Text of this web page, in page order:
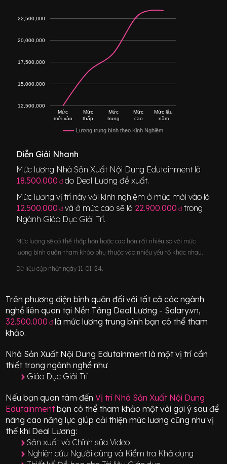
Lương trung bình theo Kinh Nghiệm
Mức
mới vào
Mức
thấp
Mức
trung
Mức
cao
Mức lâu
năm
12,500,000
15,000,000
17,500,000
20,000,000
22,500,000
Diễn Giải Nhanh
Mức lương Nhà Sản Xuất Nội Dung Edutainment là
18.500.000 đdo Deal Lương đề xuất.
Mức lương vị trí này với kinh nghiệm ở mức mới vào là
12.500.000 đ và ở mức cao sẽ là 22.900.000 đ trong
Ngành Giáo Dục Giải Trí.
Mức lương sẽ có thể thấp hơn hoặc cao hơn rất nhiều so với mức
lương bình quân tham khảo phụ thuộc vào nhiều yếu tố khác nhau.
Dữ liệu cập nhật ngày 11-01-24.
Trên phương diện bình quân đối với tất cả các ngành
nghề liên quan tại Nền Tảng Deal Lương - Salary.vn,
32.500.000 đlà mức lương trung bình bạn có thể tham
khảo.
Nhà Sản Xuất Nội Dung Edutainment là một vị trícần
thiết trong ngành nghề như
Giáo Dục Giải Trí
Nếu bạn quan tâm đến Vị trí Nhà Sản Xuất Nội Dung
Edutainmentbạn có thể tham khảo một vài gợi ý sau để
nâng cao năng lực giúp cải thiện mức lương cũng như vị
thế khi Deal Lương:
Sản xuất và Chỉnh sửa Video
Nghiên cứu Người dùng và Kiểm tra Khả dụng